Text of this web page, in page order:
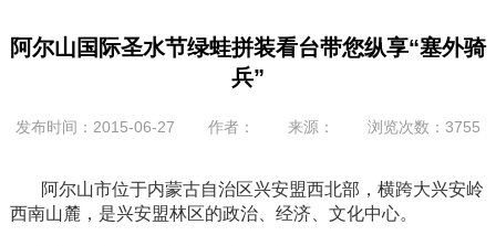
阿尔山国际圣水节绿蛙拼装看台带您纵享“塞外骑
兵”
发布时间：2015-06-27 作者： 来源： 浏览次数：3755
阿尔山市位于内蒙古自治区兴安盟西北部，横跨大兴安岭
西南山麓，是兴安盟林区的政治、经济、文化中心。